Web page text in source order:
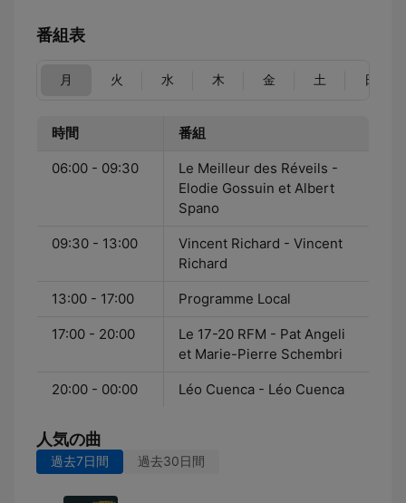
番組表
月 火 水 木 金 土 日
時間 番組
06:00 - 09:30
Le Meilleur des Réveils -
Elodie Gossuin et Albert
Spano
09:30 - 13:00
Vincent Richard - Vincent
Richard
13:00 - 17:00 Programme Local
17:00 - 20:00
Le 17-20 RFM - Pat Angeli
et Marie-Pierre Schembri
20:00 - 00:00 Léo Cuenca - Léo Cuenca
人気の曲
過去7日間 過去30日間